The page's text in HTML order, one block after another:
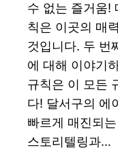
수 없는 즐거움!
칙은 이곳의 매
것입니다. 두 번
에 대해 이야기
규칙은 이 모든
다! 달서구의 에
빠르게 매진되
스토리텔링과…